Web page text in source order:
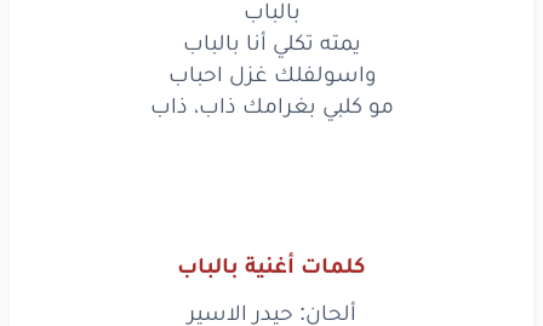
يمتهتكليأنابالباب
واسولفلكغزلاحباب
www.lyrics-arabic.com
بالباب
يمته تكلي أنا بالباب
واسولفلك غزل احباب
مو كلبي بغرامك ذاب، ذاب
كلمات أغنية بالباب
ألحان: حيدر الاسير